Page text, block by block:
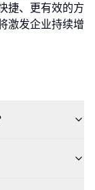
捷、更有效的方
激发企业持续增